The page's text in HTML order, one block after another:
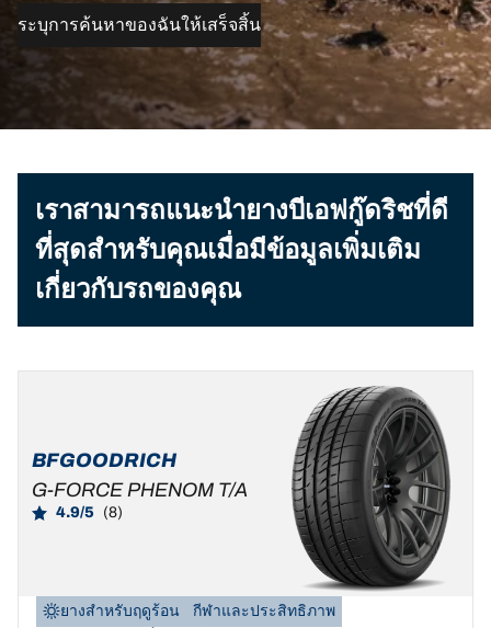
ระบุการค้นหาของฉันให้เสร็จสิ้น
เราสามารถแนะนำยางบีเอฟกู๊ดริชที่ดี
ที่สุดสำหรับคุณเมื่อมีข้อมูลเพิ่มเติม
เกี่ยวกับรถของคุณ
BFGOODRICH
G-FORCE PHENOM T/A
4.9/5 (8)
ยางสำหรับฤดูร้อน
กีฬาและประสิทธิภาพ